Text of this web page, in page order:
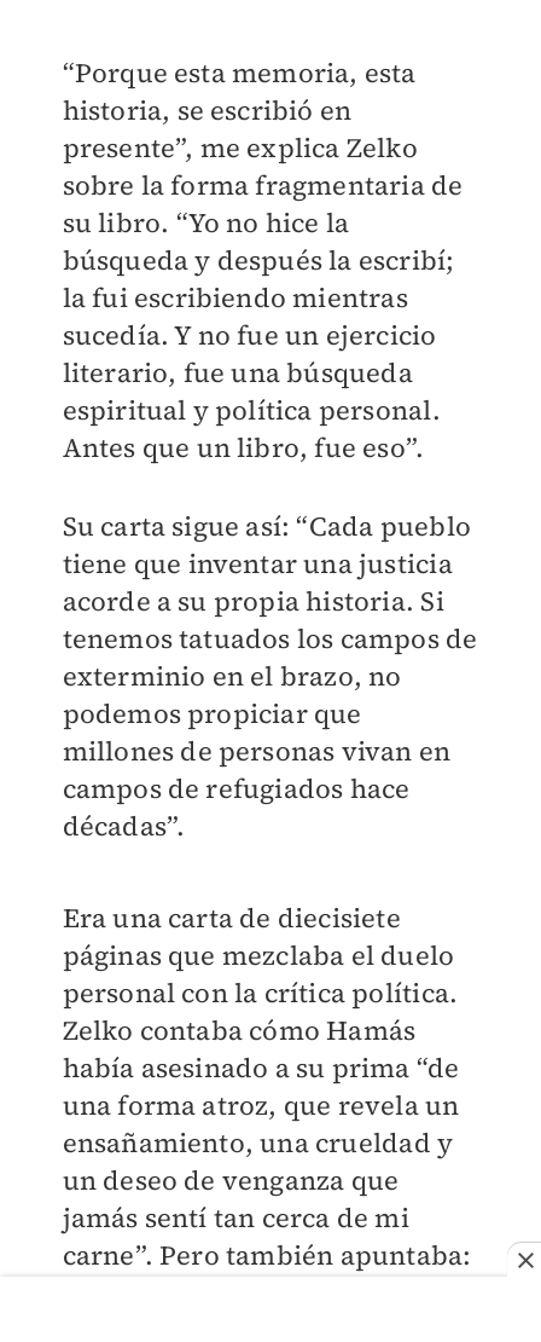
“Porque esta memoria, esta
historia, se escribió en
presente”, me explica Zelko
sobre la forma fragmentaria de
su libro. “Yo no hice la
búsqueda y después la escribí;
la fui escribiendo mientras
sucedía. Y no fue un ejercicio
literario, fue una búsqueda
espiritual y política personal.
Antes que un libro, fue eso”.
Su carta sigue así: “Cada pueblo
tiene que inventar una justicia
acorde a su propia historia. Si
tenemos tatuados los campos de
exterminio en el brazo, no
podemos propiciar que
millones de personas vivan en
campos de refugiados hace
décadas”.
Era una carta de diecisiete
páginas que mezclaba el duelo
personal con la crítica política.
Zelko contaba cómo Hamás
había asesinado a su prima “de
una forma atroz, que revela un
ensañamiento, una crueldad y
un deseo de venganza que
jamás sentí tan cerca de mi
carne”. Pero también apuntaba: